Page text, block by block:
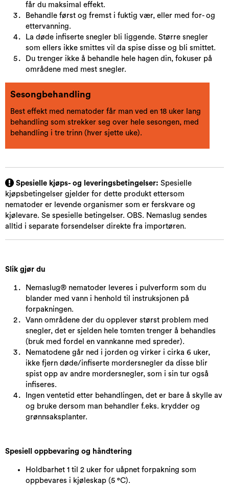
får du maksimal effekt.
Behandle først og fremst i fuktig vær, eller med for- og
ettervanning.
La døde infiserte snegler bli liggende. Større snegler
som ellers ikke smittes vil da spise disse og bli smittet.
Du trenger ikke å behandle hele hagen din, fokuser på
områdene med mest snegler.
Sesongbehandling
Best effekt med nematoder får man ved en 18 uker lang
behandling som strekker seg over hele sesongen, med
behandling i tre trinn (hver sjette uke).
Spesielle kjøps- og leveringsbetingelser: Spesielle
kjøpsbetingelser gjelder for dette produkt ettersom
nematoder er levende organismer som er ferskvare og
kjølevare. Se spesielle betingelser. OBS. Nemaslug sendes
alltid i separate forsendelser direkte fra importøren.
Slik gjør du
Nemaslug® nematoder leveres i pulverform som du
blander med vann i henhold til instruksjonen på
forpakningen.
Vann områdene der du opplever størst problem med
snegler, det er sjelden hele tomten trenger å behandles
(bruk med fordel en vannkanne med spreder).
Nematodene går ned i jorden og virker i cirka 6 uker,
ikke fjern døde/infiserte mordersnegler da disse blir
spist opp av andre mordersnegler, som i sin tur også
infiseres.
Ingen ventetid etter behandlingen, det er bare å skylle av
og bruke dersom man behandler f.eks. krydder og
grønnsaksplanter.
Spesiell oppbevaring og håndtering
Holdbarhet 1 til 2 uker for uåpnet forpakning som
oppbevares i kjøleskap (5 °C).